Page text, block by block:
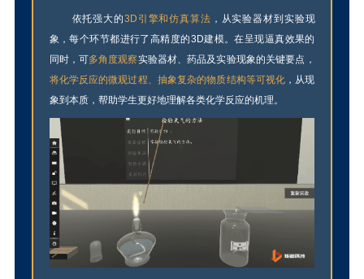
依托强大的3D引擎和仿真算法 ，从实验器材到实验现
象，每个环节都进行了高精度的3D建模。在呈现逼真效果的
同时，可多角度观察实验器材、药品及实验现象的关键要点，
将化学反应的微观过程、抽象复杂的物质结构等可视化 ，从现
象到本质，帮助学生更好地理解各类化学反应的机理。